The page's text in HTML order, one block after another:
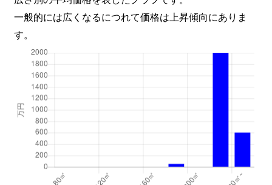
一般的には広くなるにつれて価格は上昇傾向にありま
す。